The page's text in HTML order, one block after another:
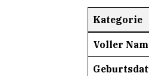
Kategorie
Voller